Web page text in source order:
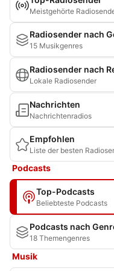
Meistgehörte
Radiosender nach
15 Musikgenres
Radiosender nach
Lokale Radiosender
Nachrichten
Nachrichtenradios
Empfohlen
Liste der besten
Podcasts
Top-Podcasts
Beliebteste Podcasts
Podcasts nach
18 Themengenres
Musik